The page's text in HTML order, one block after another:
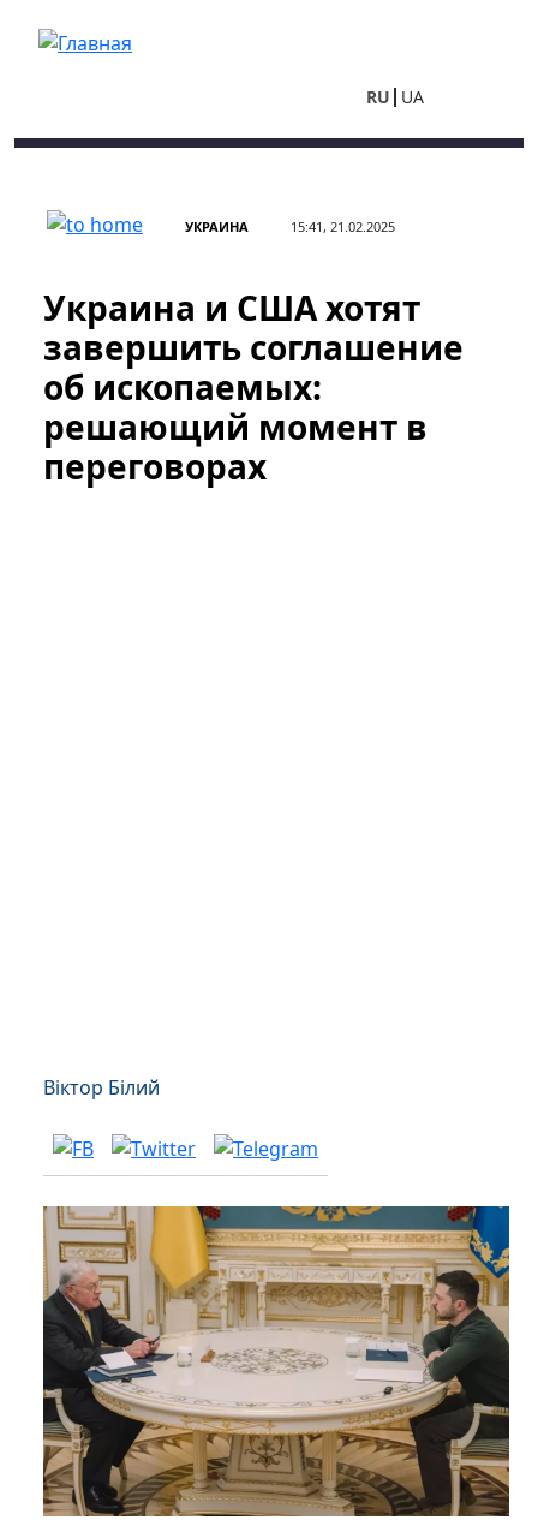
RU UA
УКРАИНА 15:41, 21.02.2025
Украина и США хотят
завершить соглашение
об ископаемых:
решающий момент в
переговорах
Віктор Білий